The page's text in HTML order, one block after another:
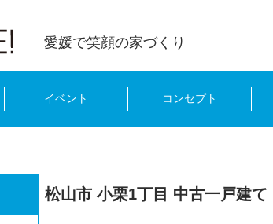
愛媛で笑顔の家づくり
イベント コンセプト
松山市 小栗1丁目 中古一戸建て